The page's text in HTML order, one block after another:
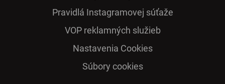
Pra­vidlá Ins­ta­gra­mo­vej sú­ťaže
VOP reklamných služieb
Nastavenia Cookies
Súbory cookies